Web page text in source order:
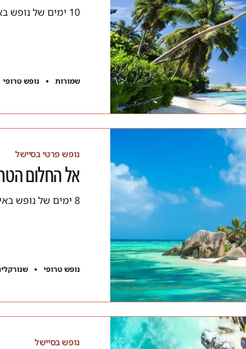
10 ימים של נופש באיים קסומים. בואו להנות מחוויה אקזוטית ורגועה.
שמורות נופש טרופי
נופש פרטי בסיישל
אל החלום
8 ימים של נופש באיים קסומים. בואו להנות מחוויה אקזוטית ורגועה.
נופש טרופי
נופש בסיישל